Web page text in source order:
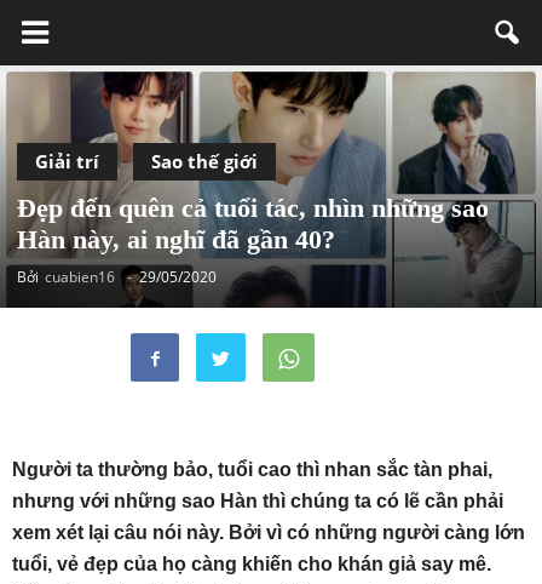
Giải trí Sao thế giới
Đẹp đến quên cả tuổi tác, nhìn những sao
Hàn này, ai nghĩ đã gần 40?
Bởi cuabien16 - 29/05/2020
Người ta thường bảo, tuổi cao thì nhan sắc tàn phai,
nhưng với những sao Hàn thì chúng ta có lẽ cần phải
xem xét lại câu nói này. Bởi vì có những người càng lớn
tuổi, vẻ đẹp của họ càng khiến cho khán giả say mê.